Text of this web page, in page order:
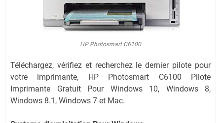
HP Photosmart C6100
Téléchargez, vérifiez et recherchez le dernier pilote pour
votre imprimante, HP Photosmart C6100 Pilote
Imprimante Gratuit Pour Windows 10, Windows 8,
Windows 8.1, Windows 7 et Mac.